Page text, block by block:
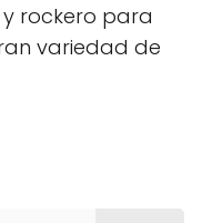
y rockero para
variedad de